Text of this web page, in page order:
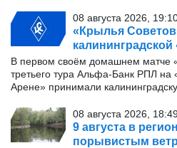
08 августа 2026,
«Крылья
калининградской
В первом своём домашнем матче
третьего тура Альфа-Банк РПЛ
Арене» принимали
08 августа 2026,
9 августа в
порывистым